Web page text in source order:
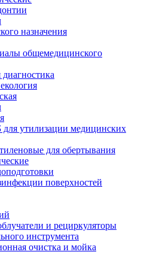
назначения
общемедицинского
для утилизации медицинских
для обертывания
поверхностей
и рециркуляторы
инструмента
очистка и мойка